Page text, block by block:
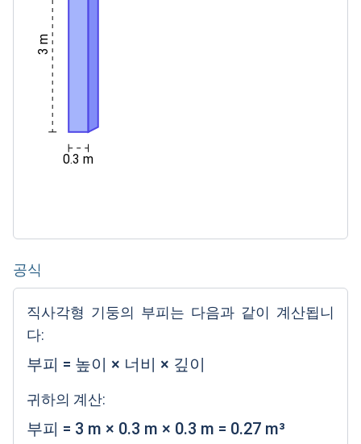
3 m
0.3 m
공식
직사각형 기둥의 부피는 다음과 같이 계산됩니
다:
부피 = 높이 × 너비 × 깊이
귀하의 계산:
부피 = 3 m × 0.3 m × 0.3 m = 0.27 m³